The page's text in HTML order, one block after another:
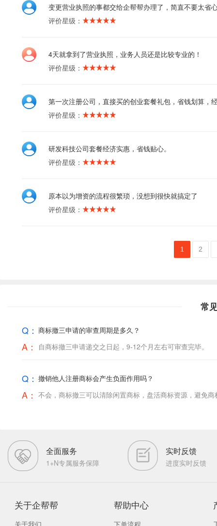
变更营业执照的事都交给企帮帮办理了，简直不要太省
评价星级：
4天就拿到了营业执照，业务人员还是比较专业的！
评价星级：
第一次注册公司，直接买的创业套餐礼包，省钱划算，
评价星级：
研发科技公司套餐经济实惠，省钱贴心。
评价星级：
原本以为增资的流程很繁琐，没想到很快就搞定了
评价星级：
1 2
常
Q： 商标撤三申请的审查周期是多久？
A： 自商标撤三申请递交之日起，9-12个月左右可审查完毕。
Q： 撤销他人注册商标会产生负面作用吗？
A： 不会，商标撤三可以清除闲置商标，盘活商标资源，避免
全面服务
1+N专属服务保障
实时反馈
进度实时反馈
关于企帮帮
关于我们
帮助中心
下单流程